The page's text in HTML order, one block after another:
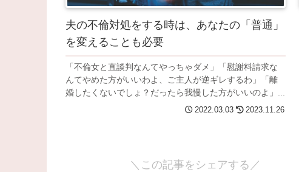
夫の不倫対処をする時は、あなたの「普通」
を変えることも必要
「不倫女と直談判なんてやっちゃダメ」「慰謝料請求な
んてやめた方がいいわよ、ご主人が逆ギレするわ」「離
婚したくないでしょ？だったら我慢した方がいいのよ」...
2022.03.03 2023.11.26
＼この記事をシェアする／